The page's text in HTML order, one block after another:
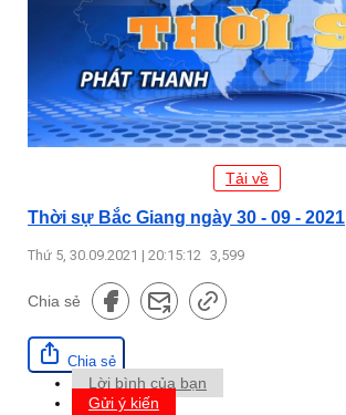
Tải về
Thời sự Bắc Giang ngày 30 - 09 - 2021
Thứ 5, 30.09.2021 | 20:15:12 3,599
Chia sẻ
Chia sẻ
Lời bình của bạn
Gửi ý kiến